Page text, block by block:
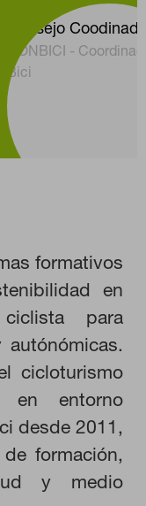
Consejo
CONBICI -
Bici
formativos
en
para
cicloturismo
en entorno
desde 2011,
formación,
y medio
el sitio web funcione y
Puede
alertar sobre estas
Estas